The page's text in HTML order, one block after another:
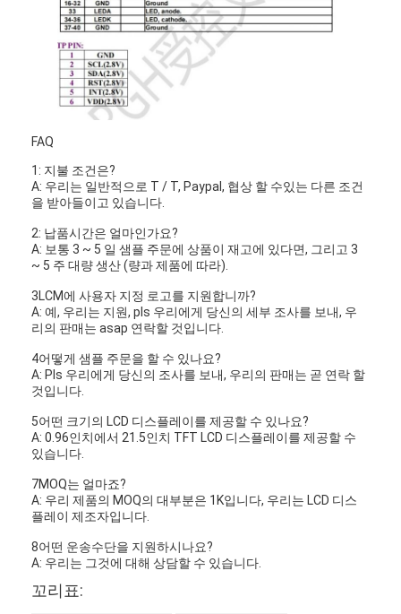
FAQ
1: 지불 조건은?
A: 우리는 일반적으로 T / T, Paypal, 협상 할 수있는 다른 조건
을 받아들이고 있습니다.
2: 납품시간은 얼마인가요?
A: 보통 3 ~ 5 일 샘플 주문에 상품이 재고에 있다면, 그리고 3
~ 5 주 대량 생산 (량과 제품에 따라).
3LCM에 사용자 지정 로고를 지원합니까?
A: 예, 우리는 지원, pls 우리에게 당신의 세부 조사를 보내, 우
리의 판매는 asap 연락할 것입니다.
4어떻게 샘플 주문을 할 수 있나요?
A: Pls 우리에게 당신의 조사를 보내, 우리의 판매는 곧 연락 할
것입니다.
5어떤 크기의 LCD 디스플레이를 제공할 수 있나요?
A: 0.96인치에서 21.5인치 TFT LCD 디스플레이를 제공할 수
있습니다.
7MOQ는 얼마죠?
A: 우리 제품의 MOQ의 대부분은 1K입니다, 우리는 LCD 디스
플레이 제조자입니다.
8어떤 운송수단을 지원하시나요?
A: 우리는 그것에 대해 상담할 수 있습니다.
꼬리표: